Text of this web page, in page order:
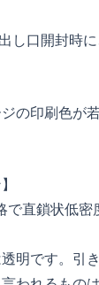
し口開封時
の印刷色が
直鎖状低密
明です。引